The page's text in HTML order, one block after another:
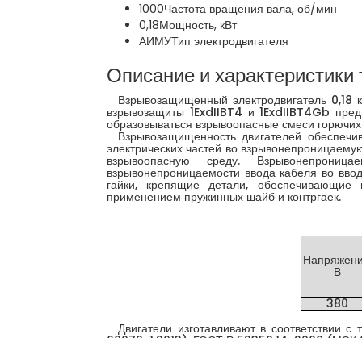
1000Частота вращения вала, об/мин
0,18Мощность, кВт
АИМУТип электродвигателя
Описание и характеристики
Взрывозащищенный электродвигатель
взрывозащиты 1ExdIIBT4 и 1ExdIIBT4Gb
образовываться взрывоопасные смеси
Взрывозащищенность двигателей
электрических частей во
взрывоопасную среду.
взрывонепроницаемости ввода кабеля во
гайки, крепящие детали,
применением пружинных шайб и контргаек.
В
380
Двигатели изготавливают в